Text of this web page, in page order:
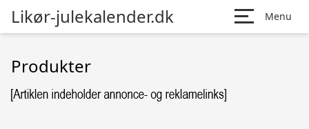
Likør-julekalender.dk Menu
Produkter